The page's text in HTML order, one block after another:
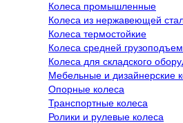
Колеса промышленные
Колеса из нержавеющей
Колеса термостойкие
Колеса средней
Колеса для складского
Мебельные и дизайнерские
Опорные колеса
Транспортные колеса
Ролики и рулевые колеса